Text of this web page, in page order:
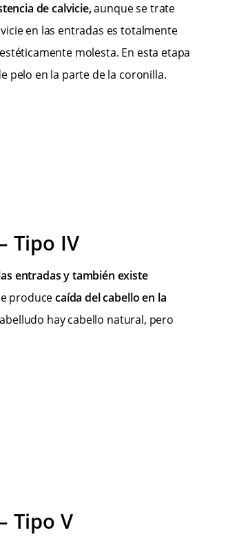
de calvicie,aunque se trate
en las entradas es totalmente
molesta. En esta etapa
pelo en la parte de la coronilla.
Tipo IV
entradas y también existe
producecaída del cabello en la
hay cabello natural, pero
Tipo V